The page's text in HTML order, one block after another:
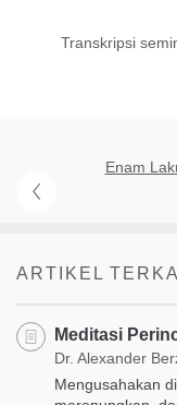
Transkripsi
Enam
ARTIKEL
Meditasi
Dr. Alexander
Mengusahakan